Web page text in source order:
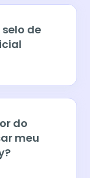
de
do
meu